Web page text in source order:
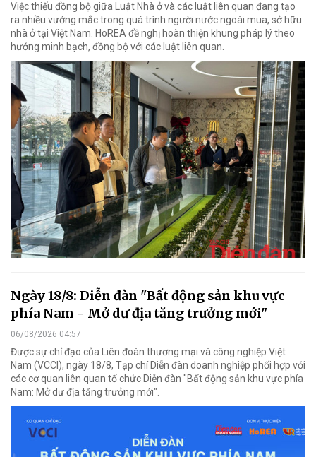
Việc thiếu đồng bộ giữa Luật Nhà ở và các luật liên quan đang tạo
ra nhiều vướng mắc trong quá trình người nước ngoài mua, sở hữu
nhà ở tại Việt Nam. HoREA đề nghị hoàn thiện khung pháp lý theo
hướng minh bạch, đồng bộ với các luật liên quan.
Ngày 18/8: Diễn đàn "Bất động sản khu vực
phía Nam - Mở dư địa tăng trưởng mới"
06/08/2026 04:57
Được sự chỉ đạo của Liên đoàn thương mại và công nghiệp Việt
Nam (VCCI), ngày 18/8, Tạp chí Diễn đàn doanh nghiệp phối hợp với
các cơ quan liên quan tổ chức Diễn đàn "Bất động sản khu vực phía
Nam: Mở dư địa tăng trưởng mới".